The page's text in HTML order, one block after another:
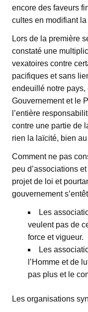
encore des faveurs
cultes en modifiant
Lors de la première
constaté une
vexatoires contre
pacifiques et sans
endeuillé notre
Gouvernement et le
l’entière
contre une partie de
rien la laïcité, bien
Comment ne pas
peu d’associations
projet de loi et
gouvernement
Les
veulent pas de
force et vigueur.
Les
l’Homme et de
pas plus et le
Les organisations